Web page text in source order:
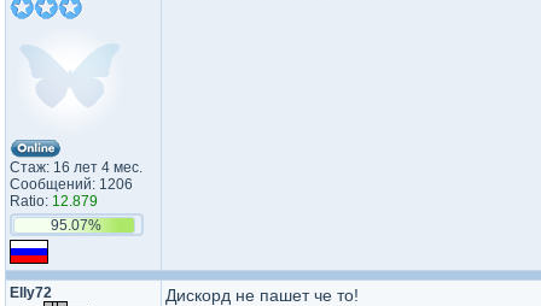
Стаж: 16 лет 4 мес.
Сообщений: 1206
Ratio: 12.879
95.07%
Elly72 Дискорд не пашет че то!